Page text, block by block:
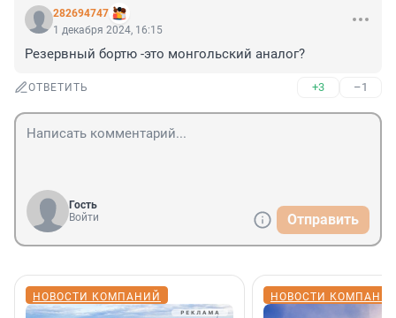
282694747
1 декабря 2024, 16:15
Резервный бортю -это монгольский аналог?
ОТВЕТИТЬ +3 –1
Гость
Войти
Отправить
НОВОСТИ КОМПАНИЙ НОВОСТИ